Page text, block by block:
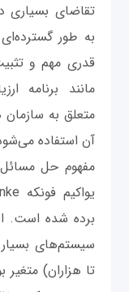
تقاضای بسیاری
به طور
قدری مهم و
آن استفاده
برده شده است.
سیستم‌های
تا هزاران)